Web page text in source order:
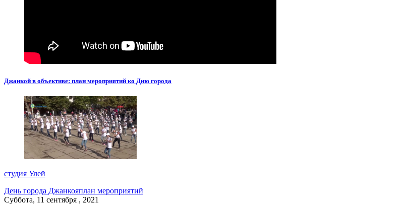
Джанкой в объективе: план мероприятий ко Дню города
студия Улей
День города Джанкояплан мероприятий
Суббота, 11 сентября , 2021